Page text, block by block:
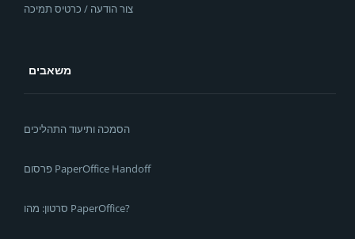
צור הודעה / כרטיס תמיכה
משאבים
הסמכה ותיעוד התהליכים
פרסום PaperOffice Handoff
סרטון: מהו PaperOffice?